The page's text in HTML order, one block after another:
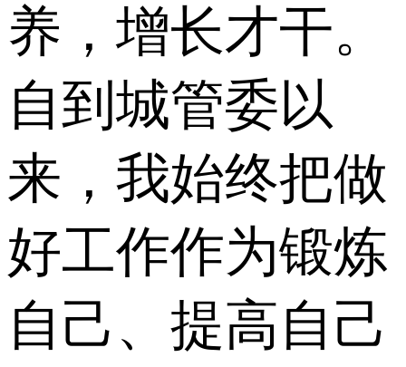
养，增长才干。
自到城管委以
来，我始终把做
好工作作为锻炼
自己、提高自己